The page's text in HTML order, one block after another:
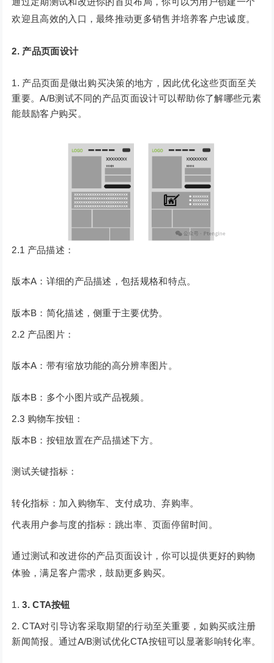
欢迎且高效的入口，最终推动更多销售并培养客户忠诚度。
2. 产品页面设计
产品页面是做出购买决策的地方，因此优化这些页面至关
重要。A/B测试不同的产品页面设计可以帮助你了解哪些元素
能鼓励客户购买。
2.1 产品描述：
版本A：详细的产品描述，包括规格和特点。
版本B：简化描述，侧重于主要优势。
2.2 产品图片：
版本A：带有缩放功能的高分辨率图片。
版本B：多个小图片或产品视频。
2.3 购物车按钮：
版本B：按钮放置在产品描述下方。
测试关键指标：
转化指标：加入购物车、支付成功、弃购率。
代表用户参与度的指标：跳出率、页面停留时间。
通过测试和改进你的产品页面设计，你可以提供更好的购物
体验，满足客户需求，鼓励更多购买。
3. CTA按钮
CTA对引导访客采取期望的行动至关重要，如购买或注册
新闻简报。通过A/B测试优化CTA按钮可以显著影响转化率。